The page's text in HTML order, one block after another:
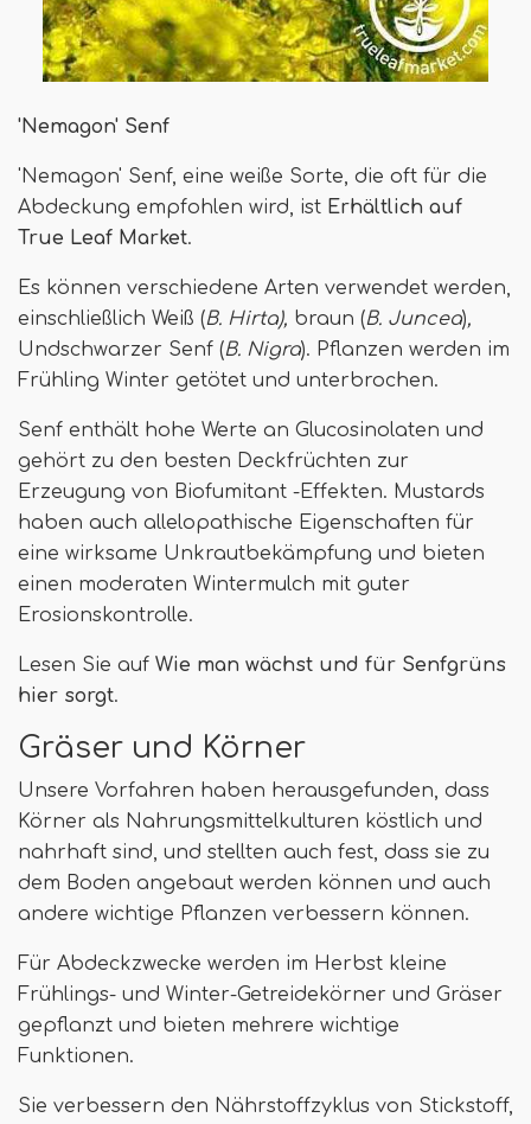
'Nemagon' Senf
'Nemagon' Senf, eine weiße Sorte, die oft für die
Abdeckung empfohlen wird, ist Erhältlich auf
True Leaf Market.
Es können verschiedene Arten verwendet werden,
einschließlich Weiß (B. Hirta), braun (B. Juncea),
Undschwarzer Senf (B. Nigra). Pflanzen werden im
Frühling Winter getötet und unterbrochen.
Senf enthält hohe Werte an Glucosinolaten und
gehört zu den besten Deckfrüchten zur
Erzeugung von Biofumitant -Effekten. Mustards
haben auch allelopathische Eigenschaften für
eine wirksame Unkrautbekämpfung und bieten
einen moderaten Wintermulch mit guter
Erosionskontrolle.
Lesen Sie auf Wie man wächst und für Senfgrüns
hier sorgt.
Gräser und Körner
Unsere Vorfahren haben herausgefunden, dass
Körner als Nahrungsmittelkulturen köstlich und
nahrhaft sind, und stellten auch fest, dass sie zu
dem Boden angebaut werden können und auch
andere wichtige Pflanzen verbessern können.
Für Abdeckzwecke werden im Herbst kleine
Frühlings- und Winter-Getreidekörner und Gräser
gepflanzt und bieten mehrere wichtige
Funktionen.
Sie verbessern den Nährstoffzyklus von Stickstoff,